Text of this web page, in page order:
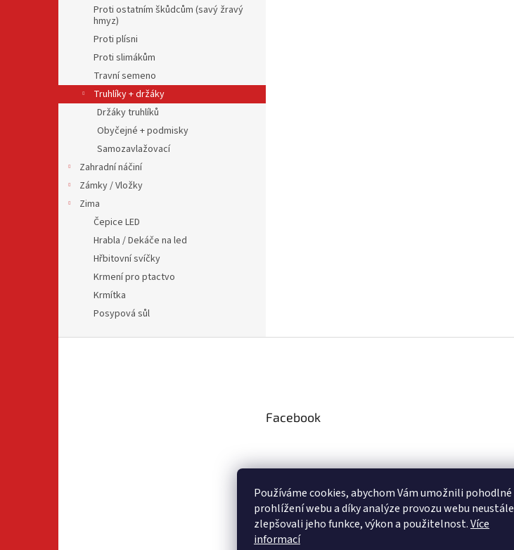
Používáme cookies, abychom Vám umožnili pohodlné
prohlížení webu a díky analýze provozu webu neustále
zlepšovali jeho funkce, výkon a použitelnost.Více
informací
Proti ostatním škůdcům (savý žravý
hmyz)
Proti plísni
Proti slimákům
Travní semeno
Truhlíky + držáky
Držáky truhlíků
Obyčejné + podmisky
Samozavlažovací
Zahradní náčiní
Zámky / Vložky
Zima
Čepice LED
Hrabla / Dekáče na led
Hřbitovní svíčky
Krmení pro ptactvo
Krmítka
Posypová sůl
Facebook